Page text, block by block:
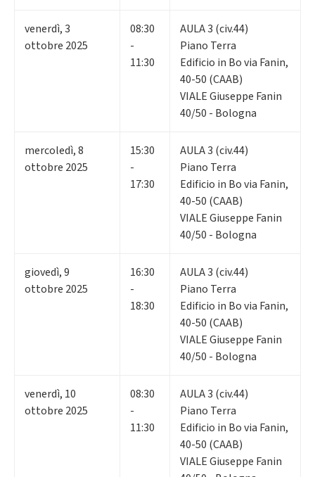
venerdì,3
ottobre 2025
08:30
-
11:30
AULA 3 (civ.44)
Piano Terra
Edificio in Bo via Fanin,
40-50 (CAAB)
VIALE Giuseppe Fanin
40/50 - Bologna
mercoledì,8
ottobre 2025
15:30
-
17:30
AULA 3 (civ.44)
Piano Terra
Edificio in Bo via Fanin,
40-50 (CAAB)
VIALE Giuseppe Fanin
40/50 - Bologna
giovedì,9
ottobre 2025
16:30
-
18:30
AULA 3 (civ.44)
Piano Terra
Edificio in Bo via Fanin,
40-50 (CAAB)
VIALE Giuseppe Fanin
40/50 - Bologna
venerdì, 10
ottobre 2025
08:30
-
11:30
AULA 3 (civ.44)
Piano Terra
Edificio in Bo via Fanin,
40-50 (CAAB)
VIALE Giuseppe Fanin